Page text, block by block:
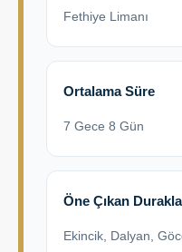
Fethiye Limanı
Ortalama Süre
7 Gece 8 Gün
Öne Çıkan
Ekincik, Dalyan,